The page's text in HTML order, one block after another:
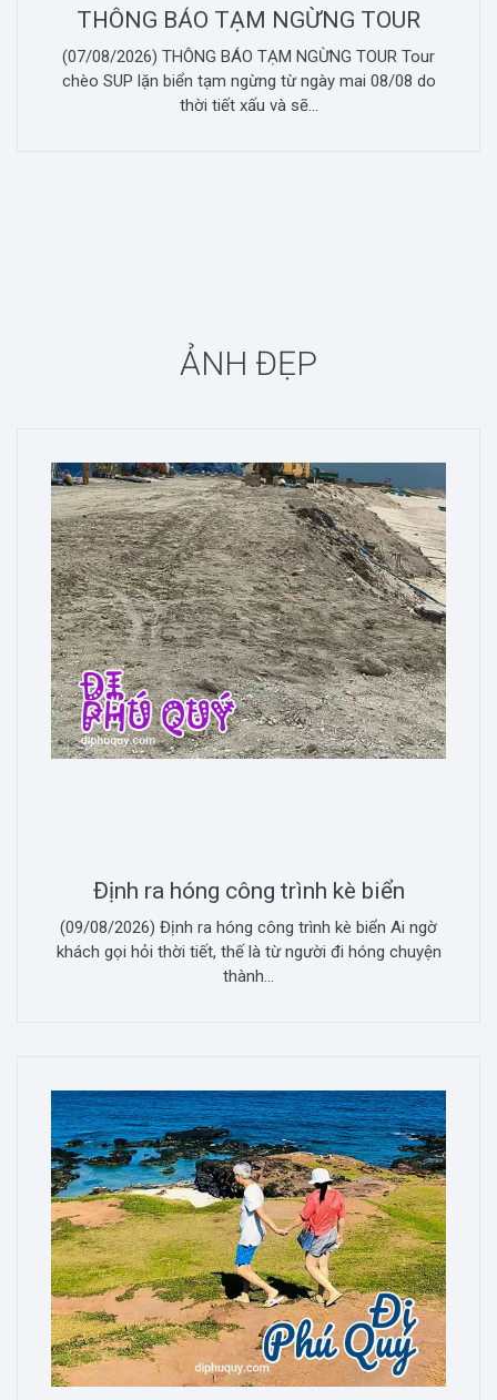
THÔNG BÁO TẠM NGỪNG TOUR
(07/08/2026) THÔNG BÁO TẠM NGỪNG TOUR Tour
chèo SUP lặn biển tạm ngừng từ ngày mai 08/08 do
thời tiết xấu và sẽ...
ẢNH ĐẸP
Định ra hóng công trình kè biển
(09/08/2026) Định ra hóng công trình kè biển Ai ngờ
khách gọi hỏi thời tiết, thế là từ người đi hóng chuyện
thành...